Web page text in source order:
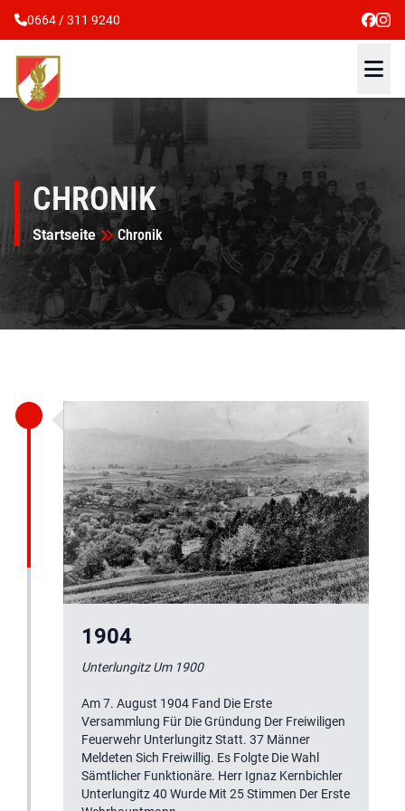
0664 / 311 9240
CHRONIK
Startseite Chronik
1904
Unterlungitz Um 1900
Am 7. August 1904 Fand Die Erste
Versammlung Für Die Gründung Der Freiwiligen
Feuerwehr Unterlungitz Statt. 37 Männer
Meldeten Sich Freiwillig. Es Folgte Die Wahl
Sämtlicher Funktionäre. Herr Ignaz Kernbichler
Unterlungitz 40 Wurde Mit 25 Stimmen Der Erste